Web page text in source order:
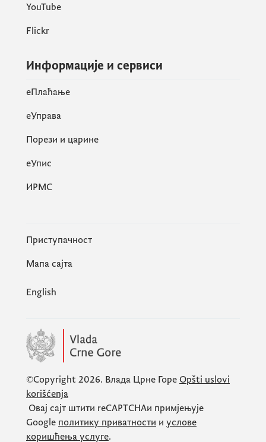
YouTube
Flickr
Информације и сервиси
eПлаћање
еУправа
Порези и царине
eУпис
ИРМС
Приступачност
Мапа сајта
English
©Copyright 2026. Влада Црне Горе Opšti uslovi
korišćenja
Овај сајт штити reCAPTCHAи примјењује
Google политику приватности и услове
коришћења услуге.